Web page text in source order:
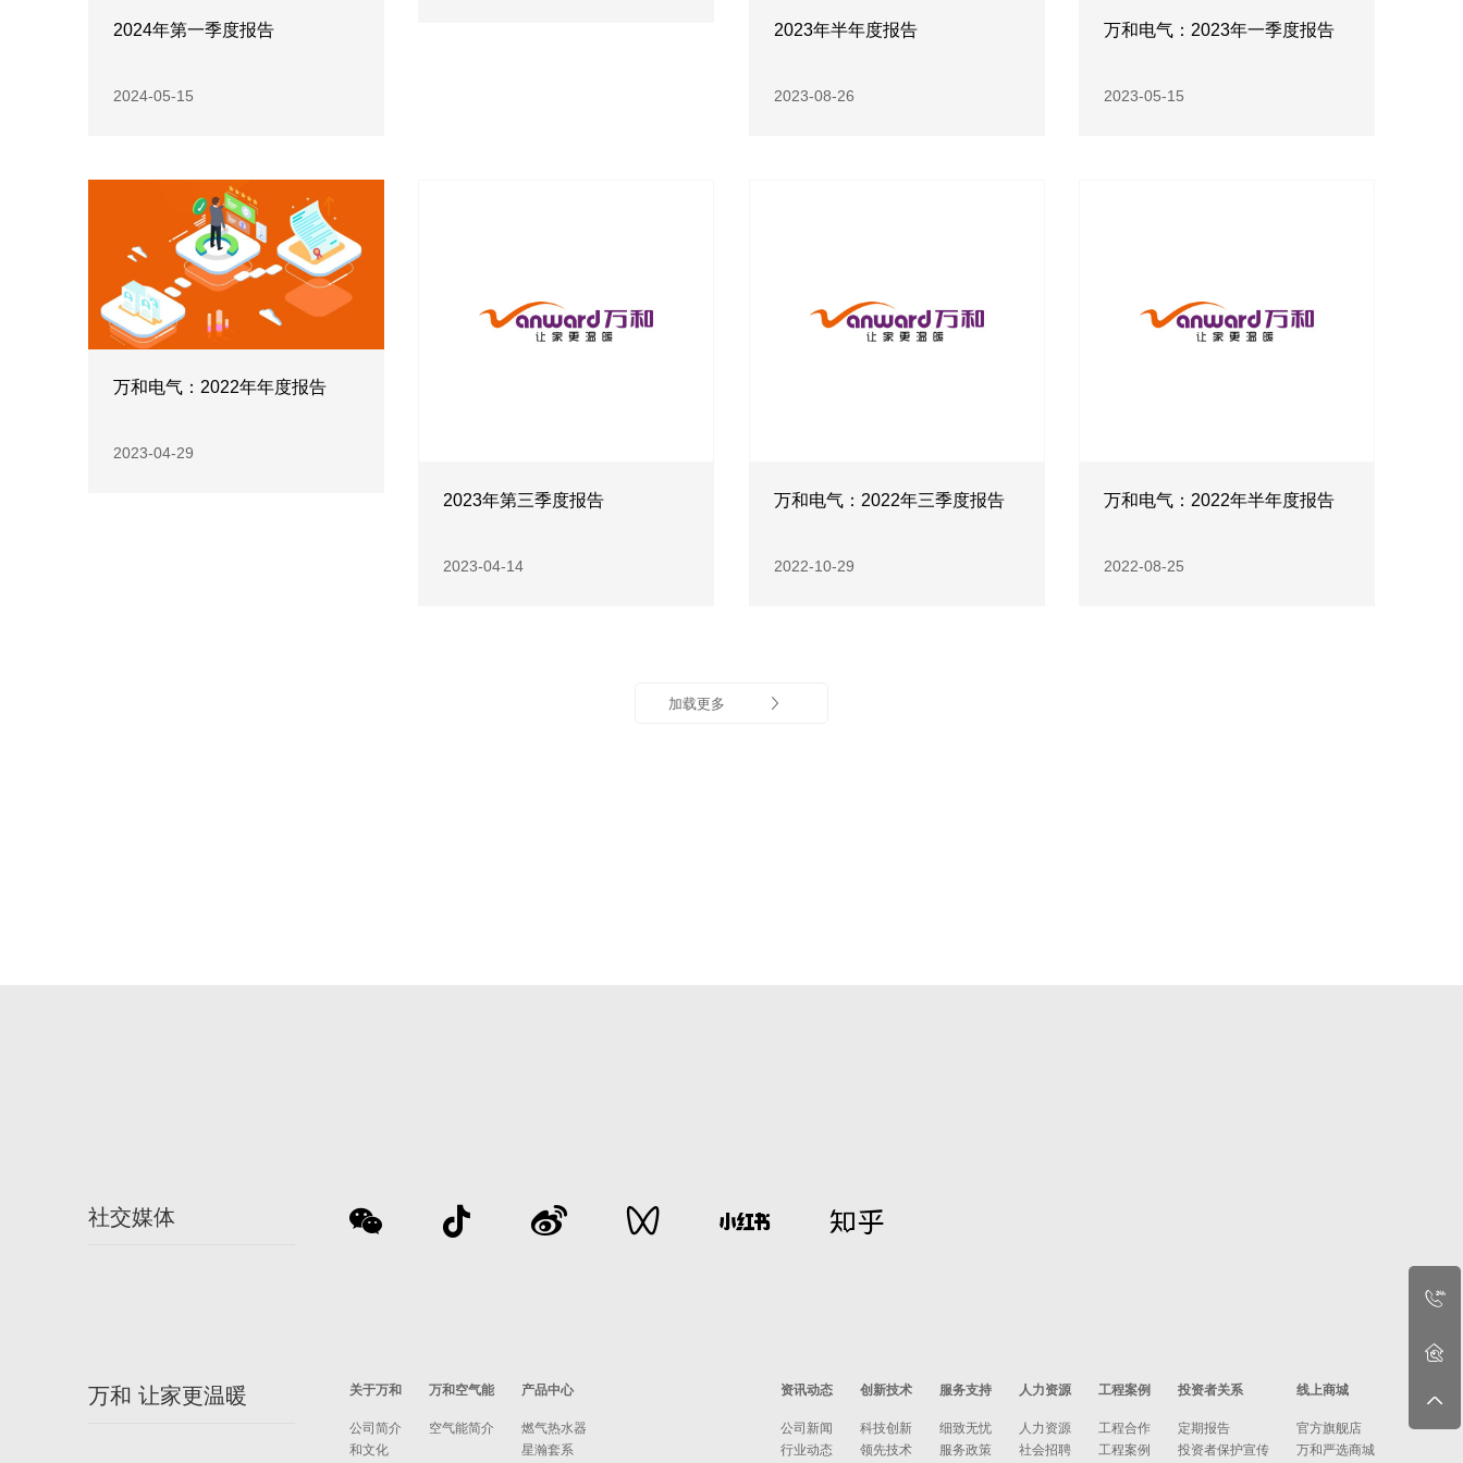
2024年第一季度报告
2024-05-15
2023年半年度报告
2023-08-26
万和电气：2023年一季度报告
2023-05-15
万和电气：2022年年度报告
2023-04-29
2023年第三季度报告
2023-04-14
万和电气：2022年三季度报告
2022-10-29
万和电气：2022年半年度报告
2022-08-25
加载更多
社交媒体
万和 让家更温暖 关于万和
公司简介
和文化
万和空气能
空气能简介
产品中心
燃气热水器
星瀚套系
资讯动态
公司新闻
行业动态
创新技术
科技创新
领先技术
服务支持
细致无忧
服务政策
人力资源
人力资源
社会招聘
工程案例
工程合作
工程案例
投资者关系
定期报告
投资者保护宣传
线上商城
官方旗舰店
万和严选商城